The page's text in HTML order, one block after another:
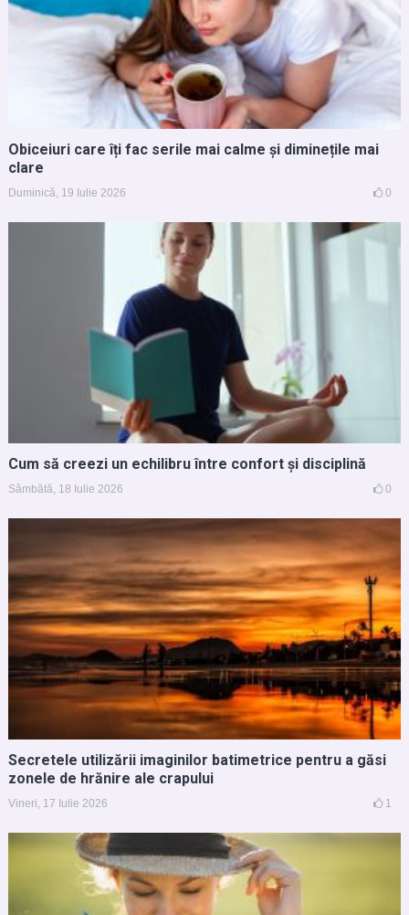
Obiceiuri care îți fac serile mai calme și diminețile mai
clare
Duminică, 19 Iulie 2026 0
Cum să creezi un echilibru între confort și disciplină
Sâmbătă, 18 Iulie 2026 0
Secretele utilizării imaginilor batimetrice pentru a găsi
zonele de hrănire ale crapului
Vineri, 17 Iulie 2026 1